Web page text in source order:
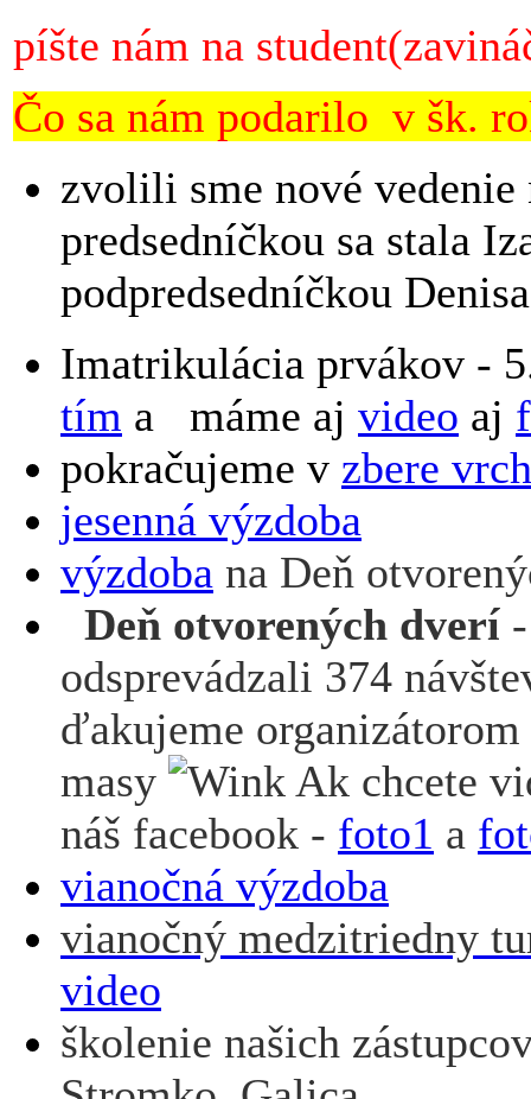
píšte nám na
Čo sa nám podarilo v šk.
zvolili sme nové vedenie
predsedníčkou sa stala
podpredsedníčkou
Imatrikulácia prvákov -
tím a máme aj video aj
pokračujeme v zbere
jesenná výzdoba
výzdoba na Deň
Deň otvorených dverí
odsprevádzali 374
ďakujeme
masy
Ak chcete
náš facebook - foto1 a
vianočná výzdoba
vianočný medzitriedny
video
školenie našich